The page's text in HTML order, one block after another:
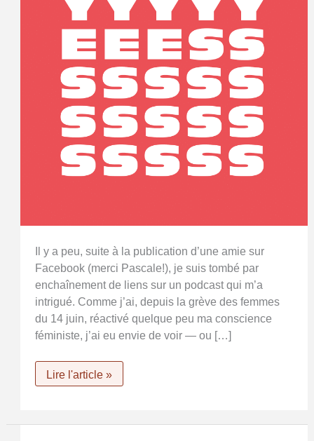
Il y a peu, suite à la publication d’une amie sur
Facebook (merci Pascale!), je suis tombé par
enchaînement de liens sur un podcast qui m’a
intrigué. Comme j’ai, depuis la grève des femmes
du 14 juin, réactivé quelque peu ma conscience
féministe, j’ai eu envie de voir — ou […]
Yesss,
le
3
Lire l'article »